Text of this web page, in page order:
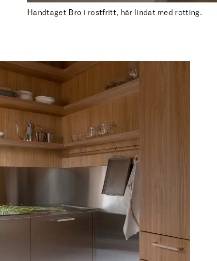
Handtaget Bro i rostfritt, här lindat med rotting.